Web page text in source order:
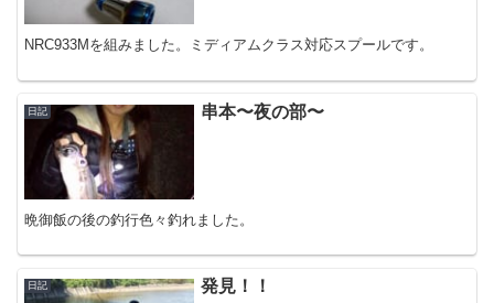
NRC933Mを組みました。ミディアムクラス対応スプールです。
日記 串本〜夜の部〜
晩御飯の後の釣行色々釣れました。
日記 発見！！